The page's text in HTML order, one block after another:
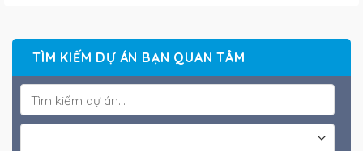
TÌM KIẾM DỰ ÁN BẠN QUAN TÂM